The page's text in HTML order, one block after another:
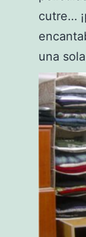
cutre…
una